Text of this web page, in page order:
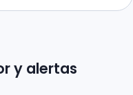
y alertas